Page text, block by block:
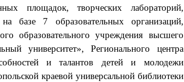
площадок, творческих лабораторий,
базе 7 образовательных организаций,
образовательного учреждения высшего
университет», Регионального центра
и талантов детей и молодежи
краевой универсальной библиотеки